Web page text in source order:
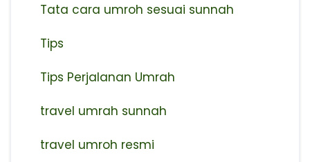
Tata cara umroh sesuai sunnah
Tips
Tips Perjalanan Umrah
travel umrah sunnah
travel umroh resmi